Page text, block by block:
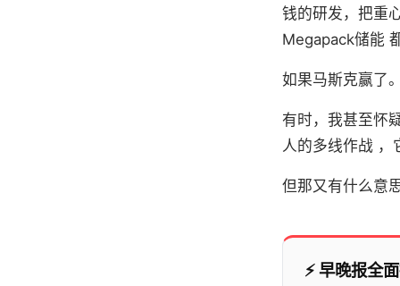
钱的研发，把重
Megapack储能
如果马斯克赢了
有时，我甚至怀
人的多线作战 ，
但那又有什么意
⚡️ 早晚报全